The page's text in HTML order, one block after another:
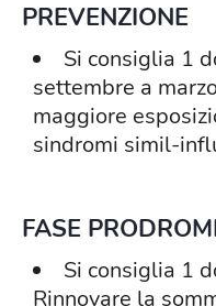
PREVENZIONE
Si consiglia 1
settembre a
maggiore
sindromi simil-
FASE
Si consiglia 1
Rinnovare la